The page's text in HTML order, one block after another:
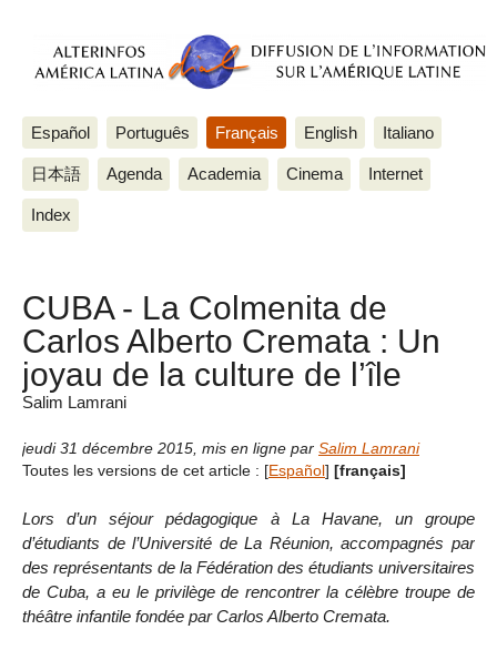
Español Português Français English Italiano
日本語 Agenda Academia Cinema Internet
Index
CUBA - La Colmenita de
Carlos Alberto Cremata : Un
joyau de la culture de l’île
Salim Lamrani
jeudi 31 décembre 2015 mis en ligne par Salim Lamrani
Toutes les versions de cet article : [Español] [français]
Lors d’un séjour pédagogique à La Havane, un groupe
d’étudiants de l’Université de La Réunion, accompagnés par
des représentants de la Fédération des étudiants universitaires
de Cuba, a eu le privilège de rencontrer la célèbre troupe de
théâtre infantile fondée par Carlos Alberto Cremata.